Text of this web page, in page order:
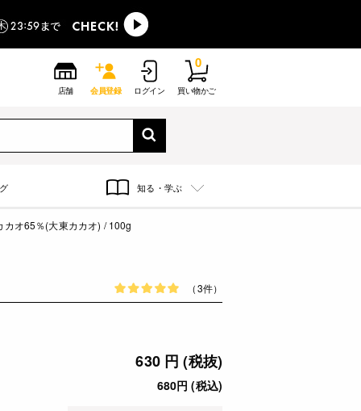
店舗 会員登録 ログイン 買い物かご
0
知る・学ぶ
オ65％(大東カカオ) / 100g
（3件）
630 円 (税抜)
680円 (税込)